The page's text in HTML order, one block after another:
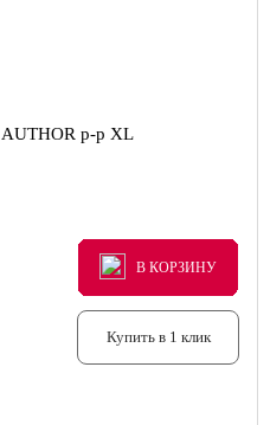
AUTHOR р-р XL
В КОРЗИНУ
В КОРЗИНУ
В КОРЗИНУ
Купить в 1 клик